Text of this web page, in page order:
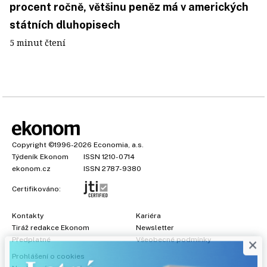
procent ročně, většinu peněz má v amerických
státních dluhopisech
5 minut čtení
Copyright ©1996-2026 Economia, a.s.
Týdeník Ekonom
ISSN 1210-0714
ekonom.cz
ISSN 2787-9380
Certifikováno:
Kontakty
Tiráž redakce Ekonom
Předplatné
Kariéra
Newsletter
Všeobecné podmínky
Prohlášení o cookies
×